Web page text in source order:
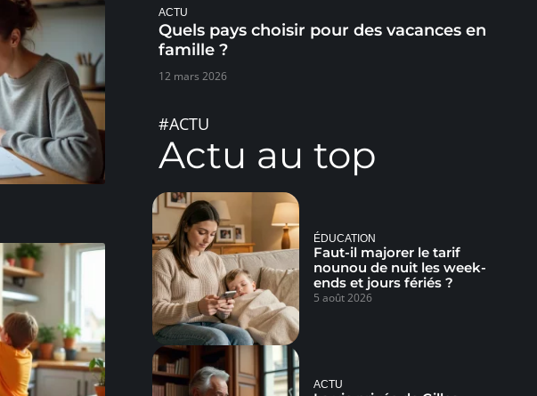
ACTU
Quels pays choisir pour des vacances en
famille ?
12 mars 2026
#ACTU
Actu au top
ÉDUCATION
Faut-il majorer le tarif
nounou de nuit les week-
ends et jours fériés ?
5 août 2026
ACTU